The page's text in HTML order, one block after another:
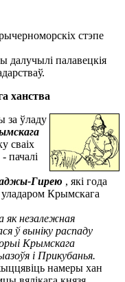
стэпе
далучылі палавецкія
ханства
за ўладу
сваіх
пачалі
Гирею , які года
Крымскага
як незалежная
ў выніку распаду
Крымскага
і Прикубанья.
намеры хан